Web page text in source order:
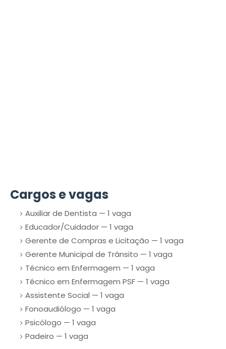
Cargos e vagas
Auxiliar de Dentista — 1 vaga
Educador/Cuidador — 1 vaga
Gerente de Compras e Licitação — 1 vaga
Gerente Municipal de Trânsito — 1 vaga
Técnico em Enfermagem — 1 vaga
Técnico em Enfermagem PSF — 1 vaga
Assistente Social — 1 vaga
Fonoaudiólogo — 1 vaga
Psicólogo — 1 vaga
Padeiro — 1 vaga